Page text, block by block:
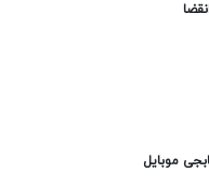
موبایل